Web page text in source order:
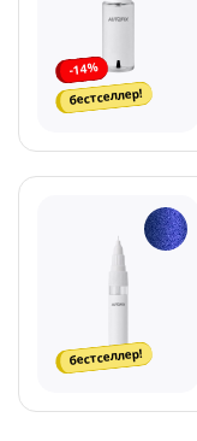
-14%
бестселлер!
бестселлер!